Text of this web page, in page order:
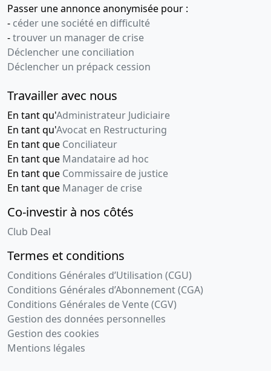
Passer une annonce anonymisée pour :
- céder une société en difficulté
-trouver un manager de crise
Déclencher une conciliation
Déclencher un prépack cession
Travailler avec nous
En tant qu'Administrateur Judiciaire
En tant qu'Avocat en Restructuring
En tant que Conciliateur
En tant que Mandataire ad hoc
En tant que Commissaire de justice
En tant que Manager de crise
Co-investir à nos côtés
Club Deal
Termes et conditions
Conditions Générales d’Utilisation (CGU)
Conditions Générales d’Abonnement (CGA)
Conditions Générales de Vente (CGV)
Gestion des données personnelles
Gestion des cookies
Mentions légales